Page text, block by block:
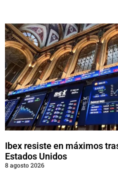
Ibex resiste en máximos
Estados Unidos
8 agosto 2026